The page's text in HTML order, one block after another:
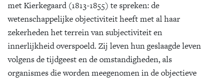
met Kierkegaard (1813-1855) te spreken: de
wetenschappelijke objectiviteit heeft met al haar
zekerheden het terrein van subjectiviteit en
innerlijkheid overspoeld. Zij leven hun geslaagde leven
volgens de tijdgeest en de omstandigheden, als
organismes die worden meegenomen in de objectieve